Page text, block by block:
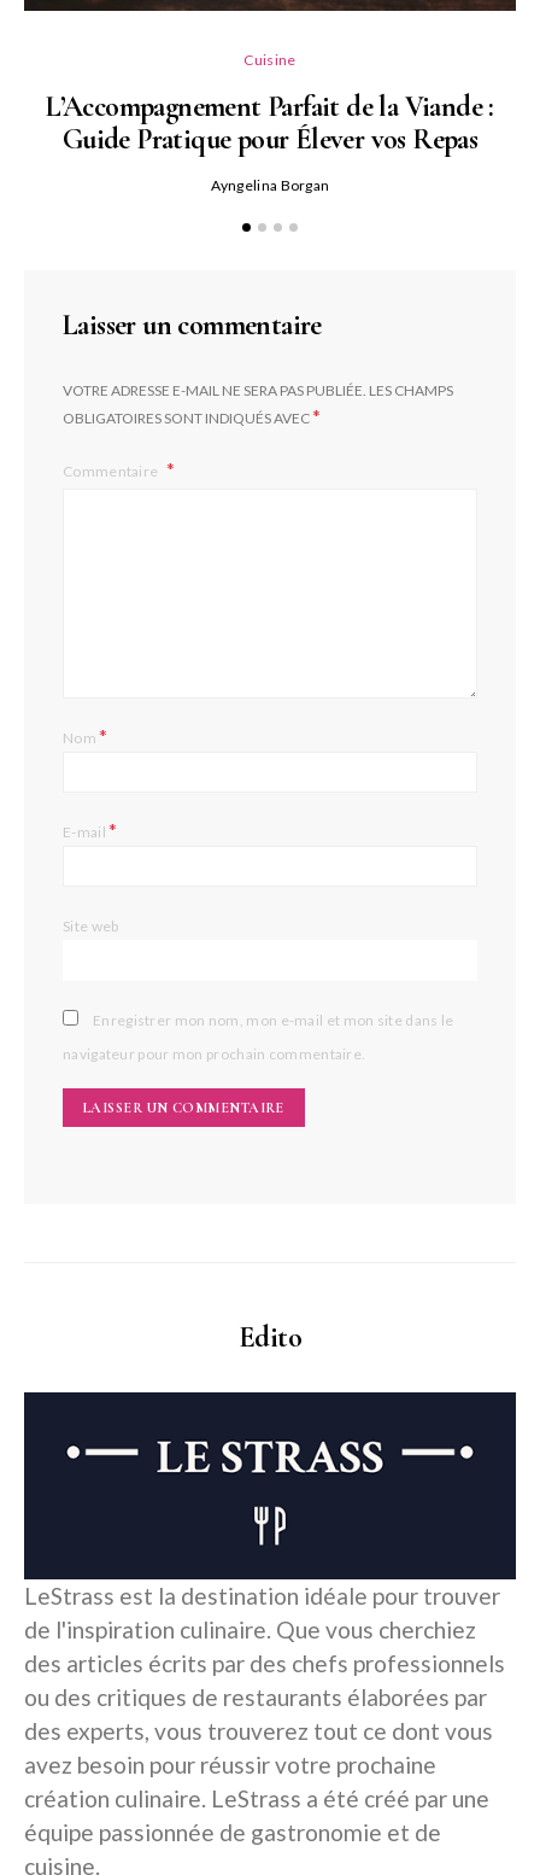
Cuisine
L’Accompagnement Parfait de la Viande :
Guide Pratique pour Élever vos Repas
Ayngelina Borgan
Laisser un commentaire
VOTRE ADRESSE E-MAIL NE SERA PAS PUBLIÉE. LES CHAMPS
OBLIGATOIRES SONT INDIQUÉS AVEC*
Commentaire
Nom*
E-mail*
Site web
Enregistrer mon nom, mon e-mail et mon site dans le
navigateur pour mon prochain commentaire.
Edito
LeStrass est la destination idéale pour trouver
de l'inspiration culinaire. Que vous cherchiez
des articles écrits par des chefs professionnels
ou des critiques de restaurants élaborées par
des experts, vous trouverez tout ce dont vous
avez besoin pour réussir votre prochaine
création culinaire. LeStrass a été créé par une
équipe passionnée de gastronomie et de
cuisine.